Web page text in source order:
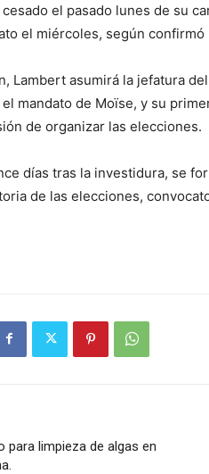
el pasado lunes de su
el miércoles, según confirmó
Lambert asumirá la jefatura
mandato de Moïse, y su
de organizar las elecciones.
días tras la investidura, se
de las elecciones,
para limpieza de algas en